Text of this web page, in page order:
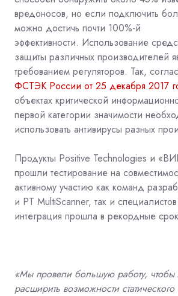
вредоносов, но если подключить
можно достичь почти 100%-й
эффективности. Использование
защиты различных производителей
требованием регуляторов. Так,
ФСТЭК России от 25 декабря 2017
объектах критической
первой категории значимости
использовать антивирусы разных
Продукты Positive Technologies и
прошли тестирование на
активному участию как команд
и PT MultiScanner, так и
интеграция прошла в рекордные
«Мы провели большую работу,
расширить возможности